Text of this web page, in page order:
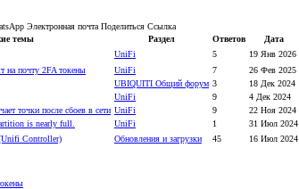
Электронная почта Поделиться Ссылка
темы Раздел Ответов
Дата
UniFi 5
19 Янв 2026
на почту 2FA токены UniFi 7
26 Фев 2025
UBIQUITI Общий форум 3
18 Дек 2024
UniFi 9
4 Дек 2024
точки после сбоев в сети UniFi 9
22 Ноя 2024
is nearly full. UniFi 1
31 Июл 2024
Controller)
Обновления и загрузки 45
16 Июл 2024